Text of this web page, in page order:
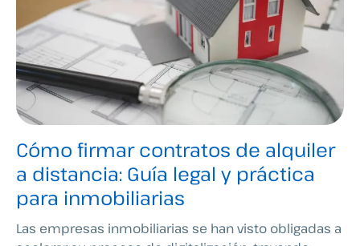
Cómo firmar contratos de alquiler
a distancia: Guía legal y práctica
para inmobiliarias
Las empresas inmobiliarias se han visto obligadas a